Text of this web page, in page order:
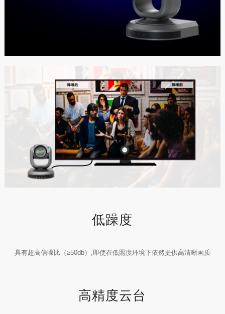
低躁度
具有超高信噪比（≥50db）,即使在低照度环境下依然提供高清晰画质
高精度云台